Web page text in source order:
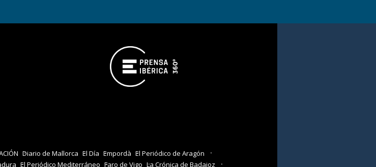
Diario de Mallorca El Día Empordà El Periódico de Aragón
El Periódico Mediterráneo Faro de Vigo La Crónica de Badajoz